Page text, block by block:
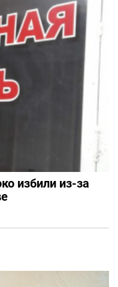
избили из-за